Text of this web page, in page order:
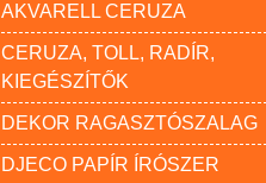
AKVARELL CERUZA
CERUZA, TOLL, RADÍR,
KIEGÉSZÍTŐK
DEKOR RAGASZTÓSZALAG
DJECO PAPÍR ÍRÓSZER